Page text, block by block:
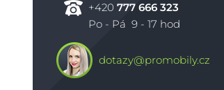
+420 777 666 323
Po - Pá 9 - 17 hod
dotazy@promobily.cz